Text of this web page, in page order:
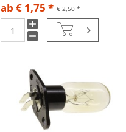
€ 2,50 *
ab € 1,75 *